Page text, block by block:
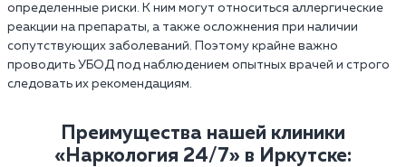
определенные риски. К ним могут относиться аллергические
реакции на препараты, а также осложнения при наличии
сопутствующих заболеваний. Поэтому крайне важно
проводить УБОД под наблюдением опытных врачей и строго
следовать их рекомендациям.
Преимущества нашей клиники
«Наркология 24/7» в Иркутске: